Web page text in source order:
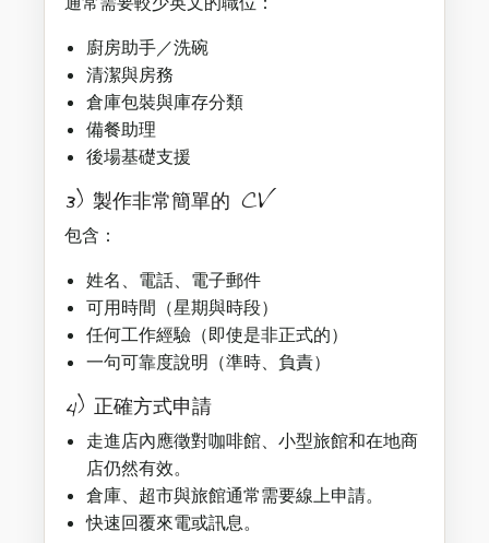
廚房助手／洗碗
清潔與房務
倉庫包裝與庫存分類
備餐助理
後場基礎支援
3) 製作非常簡單的 CV
包含：
姓名、電話、電子郵件
可用時間（星期與時段）
任何工作經驗（即使是非正式的）
一句可靠度說明（準時、負責）
4) 正確方式申請
走進店內應徵對咖啡館、小型旅館和在地商
店仍然有效。
倉庫、超市與旅館通常需要線上申請。
快速回覆來電或訊息。